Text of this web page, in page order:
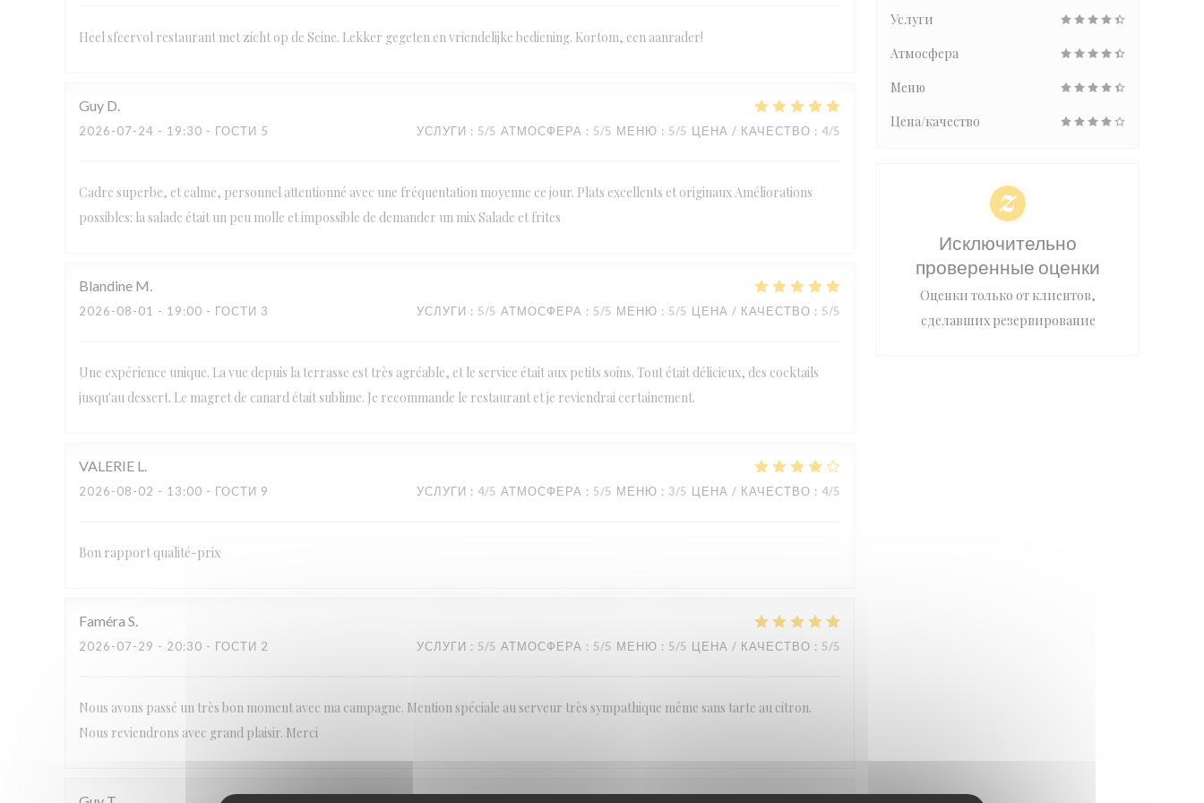
Heel sfeervol restaurant met zicht op de Seine. Lekker gegeten en vriendelijke bediening. Kortom, een aanrader!
Guy D
2026-07-24 - 19:30 - ГОСТИ 5 УСЛУГИ : 5/5 АТМОСФЕРА : 5/5 МЕНЮ : 5/5 ЦЕНА / КАЧЕСТВО : 4/5
Cadre superbe, et calme, personnel attentionné avec une fréquentation moyenne ce jour. Plats excellents et originaux Améliorations
possibles: la salade était un peu molle et impossible de demander un mix Salade et frites
Blandine M
2026-08-01 - 19:00 - ГОСТИ 3 УСЛУГИ : 5/5 АТМОСФЕРА : 5/5 МЕНЮ : 5/5 ЦЕНА / КАЧЕСТВО : 5/5
Une expérience unique. La vue depuis la terrasse est très agréable, et le service était aux petits soins. Tout était délicieux, des cocktails
jusqu'au dessert. Le magret de canard était sublime. Je recommande le restaurant et je reviendrai certainement.
VALERIE L
2026-08-02 - 13:00 - ГОСТИ 9 УСЛУГИ : 4/5 АТМОСФЕРА : 5/5 МЕНЮ : 3/5 ЦЕНА / КАЧЕСТВО : 4/5
Bon rapport qualité-prix
Faméra S
2026-07-29 - 20:30 - ГОСТИ 2 УСЛУГИ : 5/5 АТМОСФЕРА : 5/5 МЕНЮ : 5/5 ЦЕНА / КАЧЕСТВО : 5/5
Nous avons passé un très bon moment avec ma campagne. Mention spéciale au serveur très sympathique même sans tarte au citron.
Nous reviendrons avec grand plaisir. Merci
Услуги
Атмосфера
Меню
Цена/качество
Исключительно
проверенные оценки
Оценки только от клиентов,
сделавших резервирование